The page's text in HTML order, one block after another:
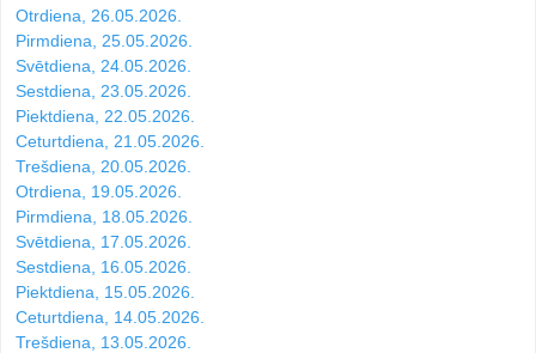
Otrdiena, 26.05.2026.
Pirmdiena, 25.05.2026.
Svētdiena, 24.05.2026.
Sestdiena, 23.05.2026.
Piektdiena, 22.05.2026.
Ceturtdiena, 21.05.2026.
Trešdiena, 20.05.2026.
Otrdiena, 19.05.2026.
Pirmdiena, 18.05.2026.
Svētdiena, 17.05.2026.
Sestdiena, 16.05.2026.
Piektdiena, 15.05.2026.
Ceturtdiena, 14.05.2026.
Trešdiena, 13.05.2026.